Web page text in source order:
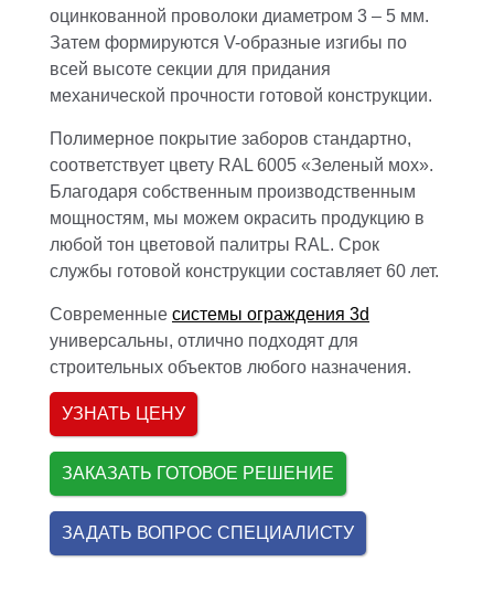
оцинкованной проволоки диаметром 3 – 5 мм.
Затем формируются V-образные изгибы по
всей высоте секции для придания
механической прочности готовой конструкции.
Полимерное покрытие заборов стандартно,
соответствует цвету RAL 6005 «Зеленый мох».
Благодаря собственным производственным
мощностям, мы можем окрасить продукцию в
любой тон цветовой палитры RAL. Срок
службы готовой конструкции составляет 60 лет.
Современные системы ограждения 3d
универсальны, отлично подходят для
строительных объектов любого назначения.
УЗНАТЬ ЦЕНУ
ЗАКАЗАТЬ ГОТОВОЕ РЕШЕНИЕ
ЗАДАТЬ ВОПРОС СПЕЦИАЛИСТУ